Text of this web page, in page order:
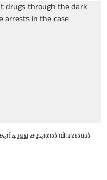
കൂടുതൽ വിവരങ്ങൾ